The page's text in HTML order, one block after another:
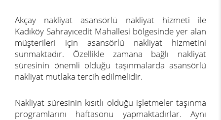
Akçay nakliyat asansörlü nakliyat hizmeti ile
Kadıköy Sahrayıcedit Mahallesi bölgesinde yer alan
müşterileri için asansörlü nakliyat hizmetini
sunmaktadır. Özellikle zamana bağlı nakliyat
süresinin önemli olduğu taşınmalarda asansörlü
nakliyat mutlaka tercih edilmelidir.
Nakliyat süresinin kısıtlı olduğu işletmeler taşınma
programlarını haftasonu yapmaktadırlar. Aynı